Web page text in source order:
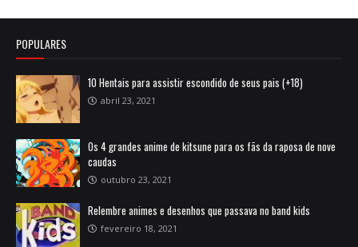
POPULARES
10 Hentais para assistir escondido de seus pais (+18)
abril 23, 2021
Os 4 grandes anime de kitsune para os fãs da raposa de nove
caudas
outubro 23, 2021
Relembre animes e desenhos que passava no band kids
fevereiro 18, 2021